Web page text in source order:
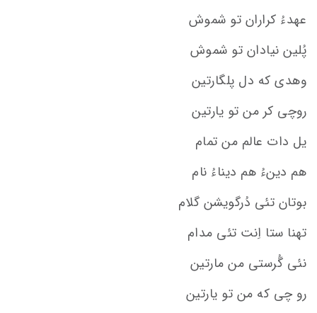
عهدءُ کراران تو شموش
پُلین نیادان تو شموش
وهدی که دل پلگارتین
روچی کر من تو یارتین
یل دات عالم من تمام
هم دینءُ هم دیناءُ نام
بوتان تئی دُرگویشن گلام
تهنا ستا اِنت تئی مدام
نئی گُرستی من مارتین
رو چی که من تو یارتین